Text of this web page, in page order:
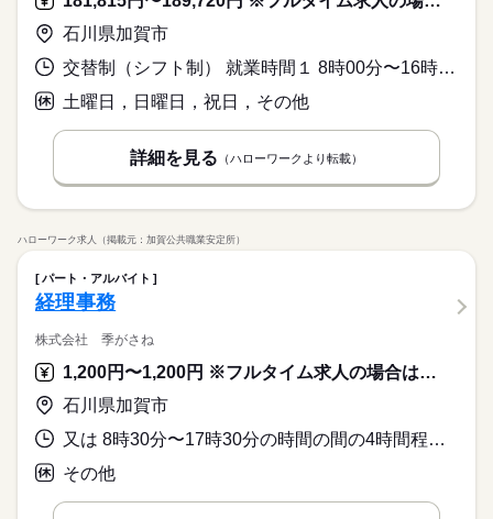
石川県加賀市
交替制（シフト制） 就業時間１ 8時00分〜16時45分 就業時間２ 8時15分〜17時00分 就業時間３ 8時30分〜17時15分 就業時間に関する特記事項 （１）（２）（３）のシフト制
土曜日，日曜日，祝日，その他
詳細を見る （ハローワークより転載）
ハローワーク求人（掲載元：加賀公共職業安定所）
パート・アルバイト
経理事務
株式会社 季がさね
1,200円〜1,200円 ※フルタイム求人の場合は月額（換算額）、パート求人の場合は時間額を表示しています。
石川県加賀市
又は 8時30分〜17時30分の時間の間の4時間程度 就業時間に関する特記事項 就業時間は相談に応じます
その他